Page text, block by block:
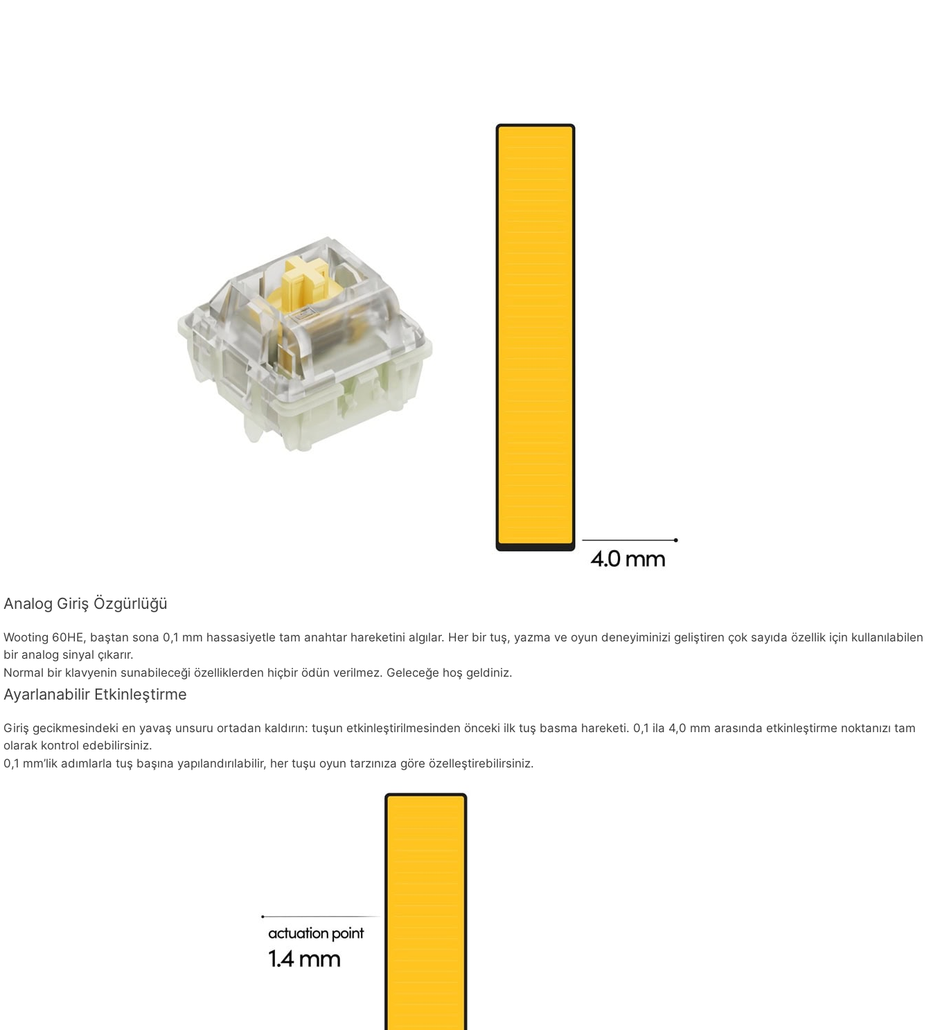
Analog Giriş Özgürlüğü
Wooting 60HE, baştan sona 0,1 mm hassasiyetle tam anahtar hareketini algılar. Her bir tuş, yazma ve oyun deneyiminizi geliştiren çok sayıda özellik için kullanılabilen
bir analog sinyal çıkarır.
Normal bir klavyenin sunabileceği özelliklerden hiçbir ödün verilmez. Geleceğe hoş geldiniz.
Ayarlanabilir Etkinleştirme
Giriş gecikmesindeki en yavaş unsuru ortadan kaldırın: tuşun etkinleştirilmesinden önceki ilk tuş basma hareketi. 0,1 ila 4,0 mm arasında etkinleştirme noktanızı tam
olarak kontrol edebilirsiniz.
0,1 mm’lik adımlarla tuş başına yapılandırılabilir, her tuşu oyun tarzınıza göre özelleştirebilirsiniz.